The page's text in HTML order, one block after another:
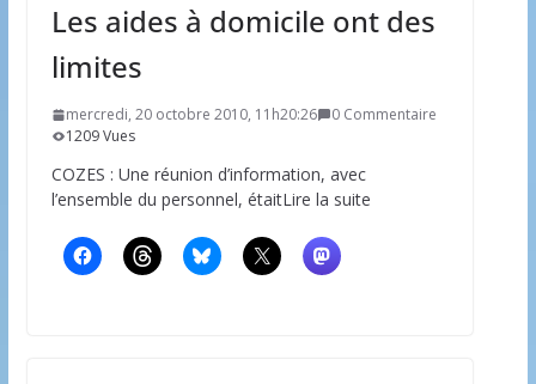
Les aides à domicile ont des
limites
mercredi, 20 octobre 2010, 11h20:26
0 Commentaire
1209 Vues
COZES : Une réunion d’information, avec
l’ensemble du personnel, étaitLire la suite